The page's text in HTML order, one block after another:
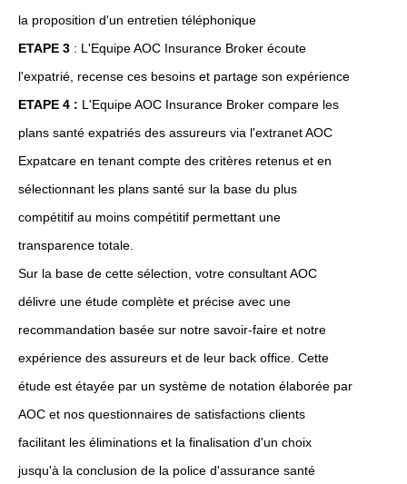
la proposition d'un entretien téléphonique
ETAPE 3 : L'Equipe AOC Insurance Broker écoute
l'expatrié, recense ces besoins et partage son expérience
ETAPE 4 : L'Equipe AOC Insurance Broker compare les
plans santé expatriés des assureurs via l'extranet AOC
Expatcare en tenant compte des critères retenus et en
sélectionnant les plans santé sur la base du plus
compétitif au moins compétitif permettant une
transparence totale.
Sur la base de cette sélection, votre consultant AOC
délivre une étude complète et précise avec une
recommandation basée sur notre savoir-faire et notre
expérience des assureurs et de leur back office. Cette
étude est étayée par un système de notation élaborée par
AOC et nos questionnaires de satisfactions clients
facilitant les éliminations et la finalisation d'un choix
jusqu'à la conclusion de la police d'assurance santé